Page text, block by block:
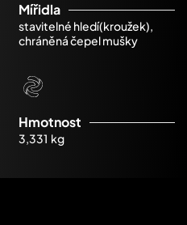
Mířidla
stavitelné hledí(kroužek),
chráněná čepel mušky
Hmotnost
3,331 kg